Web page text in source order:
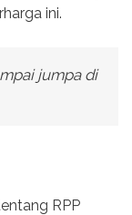
ini.
jumpa di
RPP